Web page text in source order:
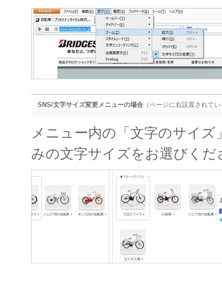
SNS/文字サイズ変更メニューの場合 （ページに右設置されて
メニュー内の「文字のサイ
みの文字サイズをお選びくだ